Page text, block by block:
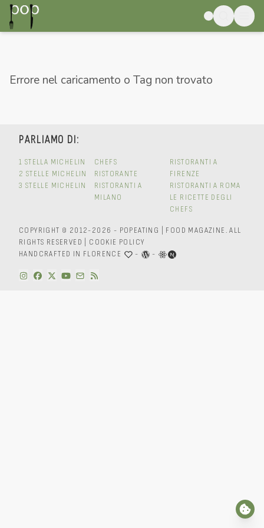
Errore nel caricamento o Tag non trovato
PARLIAMO DI:
1 STELLA MICHELIN
2 STELLE MICHELIN
3 STELLE MICHELIN
CHEFS
RISTORANTE
RISTORANTI A
MILANO
RISTORANTI A
FIRENZE
RISTORANTI A ROMA
LE RICETTE DEGLI
CHEFS
COPYRIGHT © 2012-2026 - POPEATING | FOOD MAGAZINE.ALL
RIGHTS RESERVED
COOKIE POLICY
HANDCRAFTED IN FLORENCE
- -